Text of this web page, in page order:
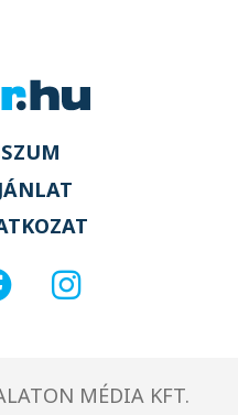
MÉDIA KFT.